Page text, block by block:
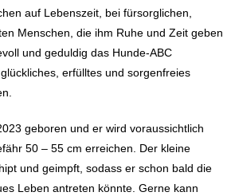
auf Lebenszeit, bei fürsorglichen,
Menschen, die ihm Ruhe und Zeit geben
und geduldig das Hunde-ABC
erfülltes und sorgenfreies
geboren und er wird voraussichtlich
50 – 55 cm erreichen. Der kleine
und geimpft, sodass er schon bald die
Leben antreten könnte. Gerne kann